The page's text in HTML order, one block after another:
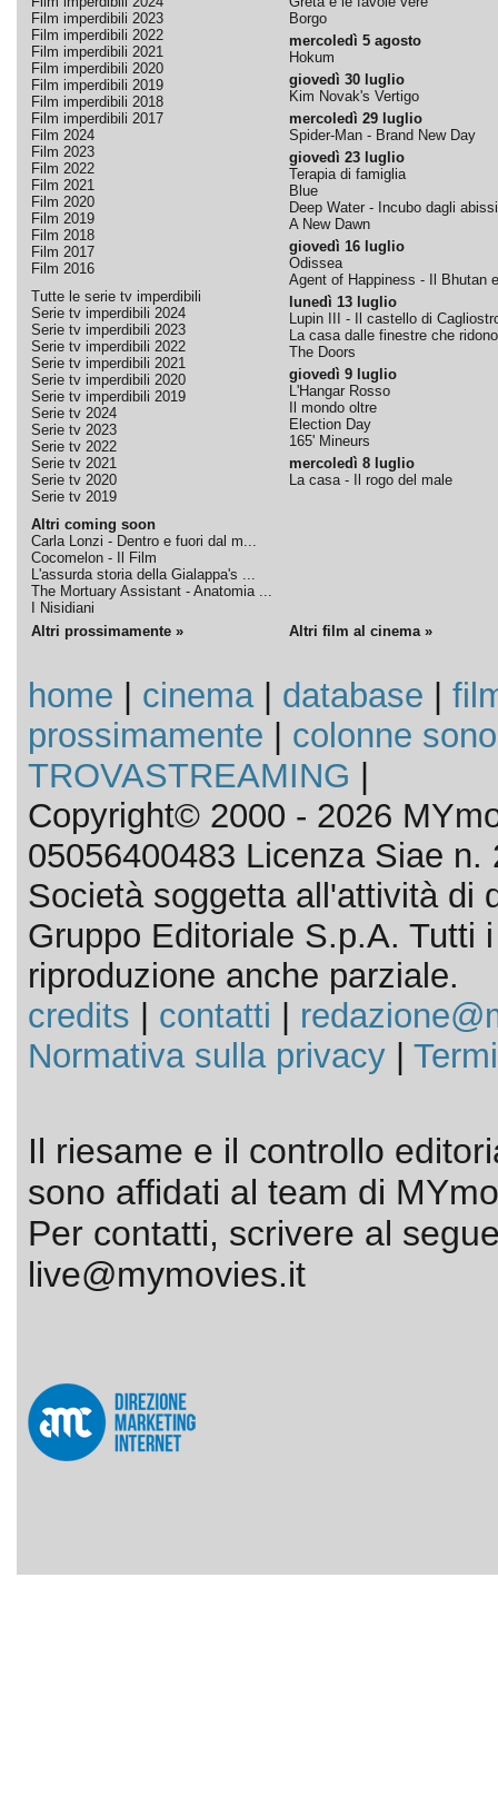
Film imperdibili 2023
Film imperdibili 2022
Film imperdibili 2021
Film imperdibili 2020
Film imperdibili 2019
Film imperdibili 2018
Film imperdibili 2017
Film 2024
Film 2023
Film 2022
Film 2021
Film 2020
Film 2019
Film 2018
Film 2017
Film 2016
Tutte le serie tv imperdibili
Serie tv imperdibili 2024
Serie tv imperdibili 2023
Serie tv imperdibili 2022
Serie tv imperdibili 2021
Serie tv imperdibili 2020
Serie tv imperdibili 2019
Serie tv 2024
Serie tv 2023
Serie tv 2022
Serie tv 2021
Serie tv 2020
Serie tv 2019
Altri coming soon
Carla Lonzi - Dentro e fuori dal m...
Cocomelon - Il Film
L'assurda storia della Gialappa's ...
The Mortuary Assistant - Anatomia ...
I Nisidiani
Borgo
mercoledì 5 agosto
Hokum
giovedì 30 luglio
Kim Novak's Vertigo
mercoledì 29 luglio
Spider-Man - Brand New Day
giovedì 23 luglio
Terapia di famiglia
Blue
Deep Water - Incubo dagli abissi
A New Dawn
giovedì 16 luglio
Odissea
Agent of Happiness - Il Bhutan
lunedì 13 luglio
Lupin III - Il castello di
La casa dalle finestre che ridono
The Doors
giovedì 9 luglio
L'Hangar Rosso
Il mondo oltre
Election Day
165' Mineurs
mercoledì 8 luglio
La casa - Il rogo del male
Altri prossimamente » Altri film al cinema »
home cinema| database
prossimamente
colonne
TROVASTREAMING
Copyright© 2000 - 2026
05056400483 Licenza Siae n.
Società soggetta all'attività di
Gruppo Editoriale S.p.A. Tutti
riproduzione anche parziale.
credits
contatti
Normativa sulla privacy|
Il riesame e il controllo
sono affidati al team di
Per contatti, scrivere al
live@mymovies.it